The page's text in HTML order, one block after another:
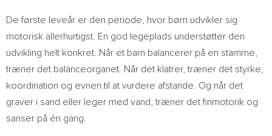
De første leveår er den periode, hvor børn udvikler sig
motorisk allerhurtigst. En god legeplads understøtter den
udvikling helt konkret. Når et barn balancerer på en stamme,
træner det balanceorganet. Når det klatrer, træner det styrke,
koordination og evnen til at vurdere afstande. Og når det
graver i sand eller leger med vand, træner det finmotorik og
sanser på én gang.